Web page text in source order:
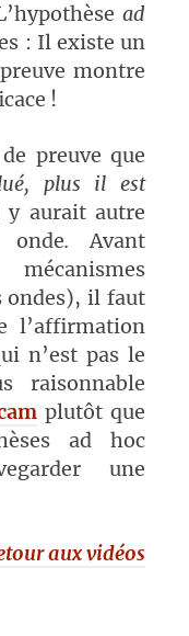
ad
: Il existe un
montre
!
preuve que
plus il est
y aurait autre
.Avant
ondes), il faut
l’affirmation
n’est pas le
raisonnable
plutôt que
ad hoc
une
aux vidéos